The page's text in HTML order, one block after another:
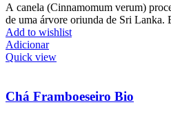
A canela (Cinnamomum verum)
de uma árvore oriunda de Sri Lanka.
Add to wishlist
Adicionar
Quick view
Chá Framboeseiro Bio